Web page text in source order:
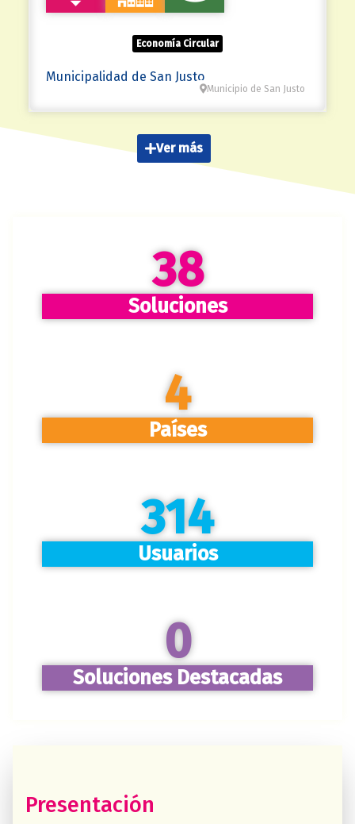
Economía Circular
Municipalidad de San Justo
Municipio de San Justo
Ver más
38
Soluciones
4
Países
314
Usuarios
0
Soluciones Destacadas
Presentación